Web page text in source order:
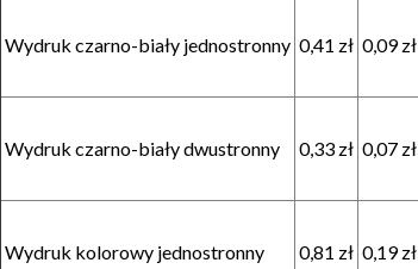
Wydruk czarno-biały jednostronny 0,41 zł 0,09 zł
Wydruk czarno-biały dwustronny 0,33 zł 0,07 zł
Wydruk kolorowy jednostronny 0,81 zł 0,19 zł